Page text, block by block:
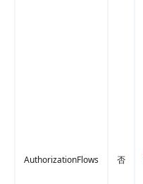
AuthorizationFlows 否